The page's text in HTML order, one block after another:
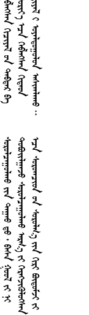
                   